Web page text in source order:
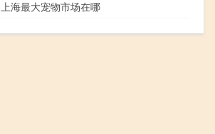
上海最大宠物市场在哪